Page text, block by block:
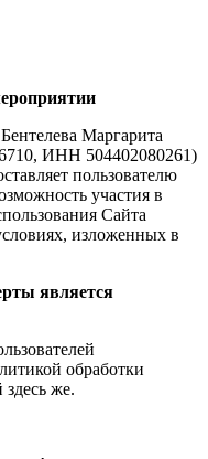
Маргарита
ИНН 504402080261)
пользователю
участия в
Сайта
изложенных в
является
обработки
же.